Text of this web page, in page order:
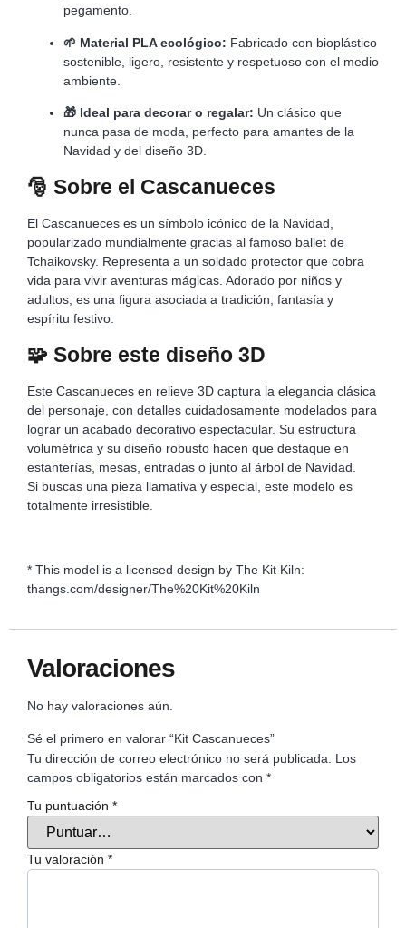
pegamento.
🌱 Material PLA ecológico: Fabricado con bioplástico
sostenible, ligero, resistente y respetuoso con el medio
ambiente.
🎁 Ideal para decorar o regalar: Un clásico que
nunca pasa de moda, perfecto para amantes de la
Navidad y del diseño 3D.
🎅 Sobre el Cascanueces
El Cascanueces es un símbolo icónico de la Navidad,
popularizado mundialmente gracias al famoso ballet de
Tchaikovsky. Representa a un soldado protector que cobra
vida para vivir aventuras mágicas. Adorado por niños y
adultos, es una figura asociada a tradición, fantasía y
espíritu festivo.
🧩 Sobre este diseño 3D
Este Cascanueces en relieve 3D captura la elegancia clásica
del personaje, con detalles cuidadosamente modelados para
lograr un acabado decorativo espectacular. Su estructura
volumétrica y su diseño robusto hacen que destaque en
estanterías, mesas, entradas o junto al árbol de Navidad.
Si buscas una pieza llamativa y especial, este modelo es
totalmente irresistible.
* This model is a licensed design by The Kit Kiln:
thangs.com/designer/The%20Kit%20Kiln
Valoraciones
No hay valoraciones aún.
Sé el primero en valorar “Kit Cascanueces”
Tu dirección de correo electrónico no será publicada.
Los
campos obligatorios están marcados con *
Tu puntuación *
Tu valoración *